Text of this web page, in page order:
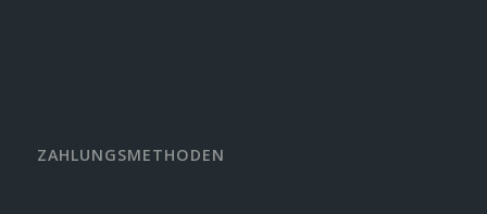
ZAHLUNGSMETHODEN